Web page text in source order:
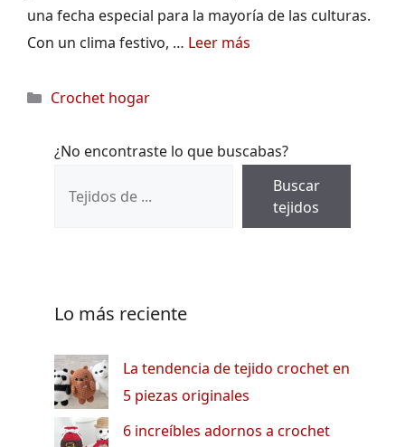
una fecha especial para la mayoría de las culturas.
Con un clima festivo, … Leer más
Categorías
Crochet hogar
¿No encontraste lo que buscabas?
Buscar
tejidos
Lo más reciente
La tendencia de tejido crochet en
5 piezas originales
6 increíbles adornos a crochet